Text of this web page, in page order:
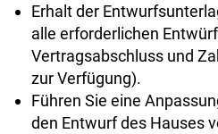
Erhalt der
alle erforderlichen
Vertragsabschluss und
zur Verfügung).
Führen Sie eine
den Entwurf des Hauses